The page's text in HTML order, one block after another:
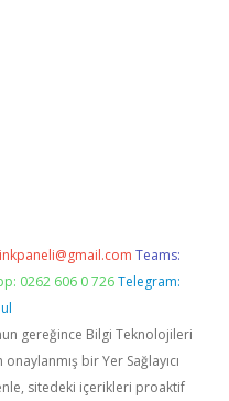
Teams:
0262 606 0 726 Telegram:
gereğince Bilgi Teknolojileri
bir Yer Sağlayıcı
sitedeki içerikleri proaktif